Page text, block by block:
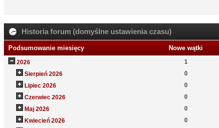
Historia forum (domyślne ustawienia czasu)
Podsumowanie miesięcy Nowe wątki
2026
1
Sierpień 2026
0
Lipiec 2026
0
Czerwiec 2026
0
Maj 2026
0
Kwiecień 2026
0